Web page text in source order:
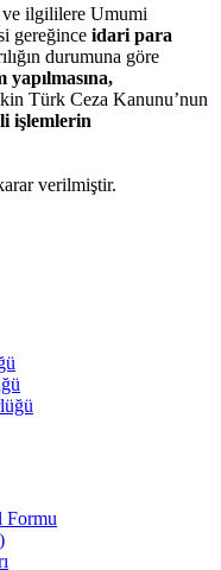
ve ilgililere Umumi
gereğince idari para
durumuna göre
yapılmasına,
Türk Ceza Kanunu’nun
işlemlerin
verilmiştir.
Formu